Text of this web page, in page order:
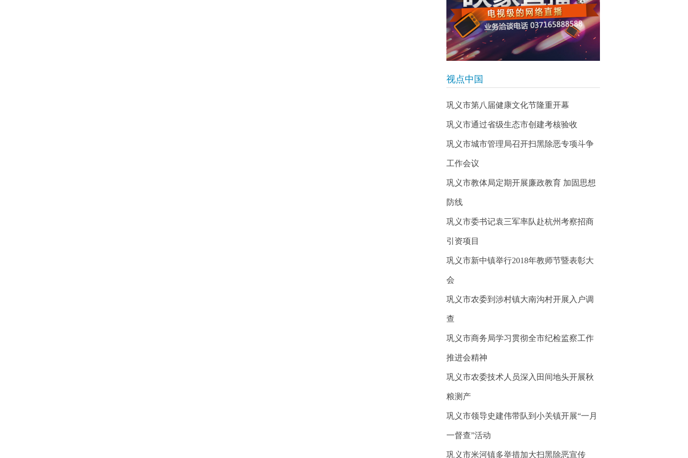
视点中国
巩义市第八届健康文化节隆重开幕
巩义市通过省级生态市创建考核验收
巩义市城市管理局召开扫黑除恶专项斗争
工作会议
巩义市教体局定期开展廉政教育 加固思想
防线
巩义市委书记袁三军率队赴杭州考察招商
引资项目
巩义市新中镇举行2018年教师节暨表彰大
会
巩义市农委到涉村镇大南沟村开展入户调
查
巩义市商务局学习贯彻全市纪检监察工作
推进会精神
巩义市农委技术人员深入田间地头开展秋
粮测产
巩义市领导史建伟带队到小关镇开展“一月
一督查”活动
巩义市米河镇多举措加大扫黑除恶宣传